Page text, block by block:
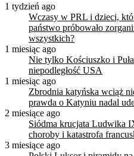
1 tydzień ago
Wczasy w PRL i dzieci,
państwo próbowało
wszystkich?
1 miesiąc ago
Nie tylko Kościuszko i
niepodległość USA
1 miesiąc ago
Zbrodnia katyńska wciąż
prawda o Katyniu nadal
2 miesiące ago
Siódma krucjata Ludwika
choroby i katastrofa
3 miesiące ago